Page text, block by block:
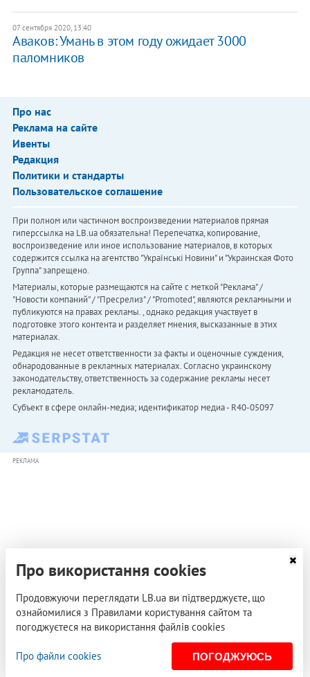
07 сентября 2020, 13:40
Аваков: Умань в этом году ожидает 3000
паломников
Про нас
Реклама на сайте
Ивенты
Редакция
Политики и стандарты
Пользовательское соглашение
При полном или частичном воспроизведении материалов прямая
гиперссылка на LB.ua обязательна! Перепечатка, копирование,
воспроизведение или иное использование материалов, в которых
содержится ссылка на агентство "Українськi Новини" и "Украинская Фото
Группа" запрещено.
Материалы, которые размещаются на сайте с меткой "Реклама" /
"Новости компаний" / "Пресрелиз" / "Promoted", являются рекламными и
публикуются на правах рекламы. , однако редакция участвует в
подготовке этого контента и разделяет мнения, высказанные в этих
материалах.
Редакция не несет ответственности за факты и оценочные суждения,
обнародованные в рекламных материалах. Согласно украинскому
законодательству, ответственность за содержание рекламы несет
рекламодатель.
Субъект в сфере онлайн-медиа; идентификатор медиа - R40-05097
РЕКЛАМА
Про використання cookies
Продовжуючи переглядати LB.ua ви підтверджуєте, що
ознайомилися з Правилами користування сайтом та
погоджуєтеся на використання файлів cookies
Про файли cookies ПОГОДЖУЮСЬ